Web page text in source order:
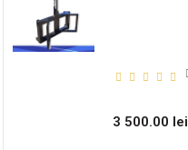
3 500.00 lei